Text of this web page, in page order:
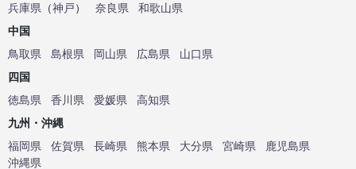
兵庫県 （神戸） 奈良県
和歌山県
中国
鳥取県
島根県 岡山県 広島県
山口県
四国
徳島県
香川県 愛媛県
高知県
九州・沖縄
福岡県
佐賀県 長崎県 熊本県 大分県 宮崎県
鹿児島県
沖縄県